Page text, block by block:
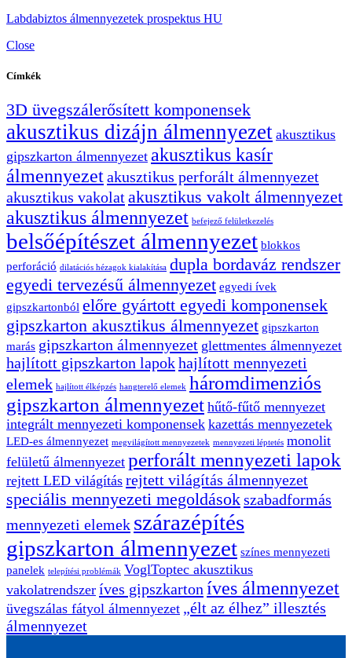
Labdabiztos álmennyezetek prospektus HU
Close
Címkék
3D üvegszálerősített komponensek
akusztikus dizájn álmennyezet akusztikus
gipszkarton álmennyezet akusztikus kasír
álmennyezetakusztikus perforált álmennyezet
akusztikus vakolatakusztikus vakolt álmennyezet
akusztikus álmennyezet befejező felületkezelés
belsőépítészet álmennyezet blokkos
perforáció dilatációs hézagok kialakítása dupla bordaváz rendszer
egyedi tervezésű álmennyezet egyedi ívek
gipszkartonból előre gyártott egyedi komponensek
gipszkarton akusztikus álmennyezet gipszkarton
marás gipszkarton álmennyezet glettmentes álmennyezet
hajlított gipszkarton lapokhajlított mennyezeti
elemek hajlított élképzés hangterelő elemek háromdimenziós
gipszkarton álmennyezet hűtő-fűtő mennyezet
integrált mennyezeti komponensek kazettás mennyezetek
LED-es álmennyezet megvilágított mennyezetek mennyezeti léptetés monolit
felületű álmennyezet perforált mennyezeti lapok
rejtett LED világítás rejtett világítás álmennyezet
speciális mennyezeti megoldásokszabadformás
mennyezeti elemek szárazépítés
gipszkarton álmennyezet színes mennyezeti
panelek telepítési problémák VoglToptec akusztikus
vakolatrendszer íves gipszkarton íves álmennyezet
üvegszálas fátyol álmennyezet „élt az élhez” illesztés
álmennyezet